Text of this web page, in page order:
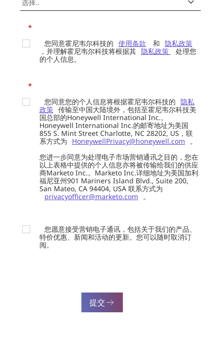
*
您同意霍尼韦尔科技的 使用条款 和 隐私政策
，并理解霍尼韦尔科技将根据其 隐私政策
处理您
的个人信息。
*
您同意您的个人信息将根据霍尼韦尔科技的 隐私
政策 传输至中国大陆境外，包括至霍尼韦尔科技美
国总部的Honeywell International Inc.。
Honeywell International Inc.的邮寄地址为美国
855 S. Mint Street Charlotte, NC 28202, US，联
系方式为
HoneywellPrivacy@honeywell.com
。
您进一步同意为处理电子市场营销通讯之目的，您在
以上表格中提供的个人信息亦将被传输给我们的供应
商Marketo Inc.。Marketo Inc.详细地址为美国加利
福尼亚州901 Mariners Island Blvd., Suite 200,
San Mateo, CA 94404, USA 联系方式为
privacyofficer@marketo.com
。
您愿意接受营销电子通讯，包括关于我们的产品、
特价优惠、新闻和活动的更新。您可以随时取消订
阅。
提交